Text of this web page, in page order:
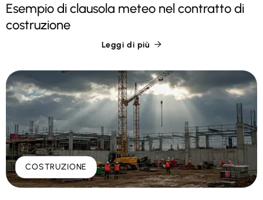
Esempio di clausola meteo nel contratto di
costruzione
Leggi di più 
COSTRUZIONE